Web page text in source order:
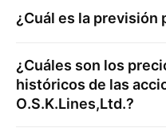
¿Cuál es la previsión
¿Cuáles son los
históricos de las
O.S.K.Lines,Ltd.?